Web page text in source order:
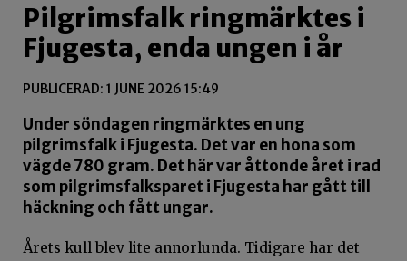
Pilgrimsfalk ringmärktes i
Fjugesta, enda ungen i år
PUBLICERAD: 1 JUNE 2026 15:49
Under söndagen ringmärktes en ung
pilgrimsfalk i Fjugesta. Det var en hona som
vägde 780 gram. Det här var åttonde året i rad
som pilgrimsfalksparet i Fjugesta har gått till
häckning och fått ungar.
Årets kull blev lite annorlunda. Tidigare har det